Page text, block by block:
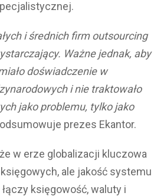
i średnich firm outsourcing
Ważne jednak, aby
doświadczenie w
i nie traktowało
jako problemu, tylko jako
prezes Ekantor.
w erze globalizacji kluczowa
ale jakość systemu
księgowość, waluty i